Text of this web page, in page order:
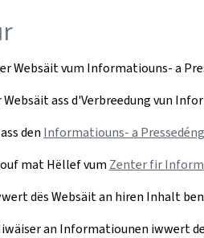
Websäit vum Informatiouns- a
Websäit ass d'Verbreedung vun
den Informatiouns- a
mat Hëllef vum Zenter fir
dës Websäit an hiren Inhalt
an Informatiounen iwwert